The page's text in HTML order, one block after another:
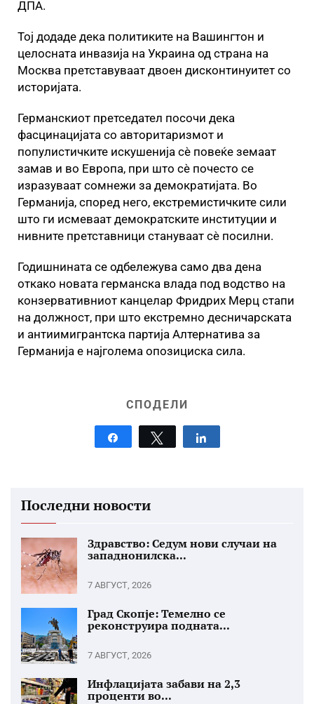
ДПА.
Тој додаде дека политиките на Вашингтон и
целосната инвазија на Украина од страна на
Москва претставуваат двоен дисконтинуитет со
историјата.
Германскиот претседател посочи дека
фасцинацијата со авторитаризмот и
популистичките искушенија сѐ повеќе земаат
замав и во Европа, при што сè почесто се
изразуваат сомнежи за демократијата. Во
Германија, според него, екстремистичките сили
што ги исмеваат демократските институции и
нивните претставници стануваат сѐ посилни.
Годишнината се одбележува само два дена
откако новата германска влада под водство на
конзервативниот канцелар Фридрих Мерц стапи
на должност, при што екстремно десничарската
и антиимигрантска партија Алтернатива за
Германија е најголема опозициска сила.
СПОДЕЛИ
Tweet
Последни новости
Здравство: Седум нови случаи на
западнонилска...
7 АВГУСТ, 2026
Град Скопје: Темелно се
реконструира подната...
7 АВГУСТ, 2026
Инфлацијата забави на 2,3
проценти во...